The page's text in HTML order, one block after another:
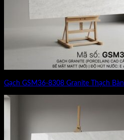
Gạch GSM36-8308 Granite Thạch Bàn